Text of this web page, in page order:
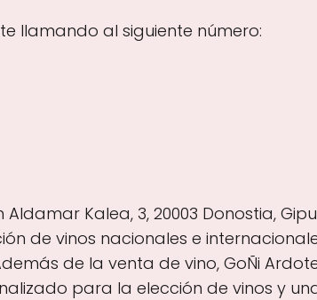
llamando al siguiente número:
Kalea, 3, 20003 Donostia,
de vinos nacionales e
de la venta de vino, GoÑi
para la elección de vinos y